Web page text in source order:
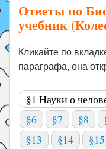
Ответы по
учебник
Кликайте по
параграфа, она
§1 Науки о
§6
§7 §8
§13
§14 §15